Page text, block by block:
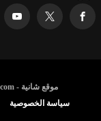
موقع شانية - Alshaniya.com - جزء من شبكة Athartainment.com
سياسة الخصوصية